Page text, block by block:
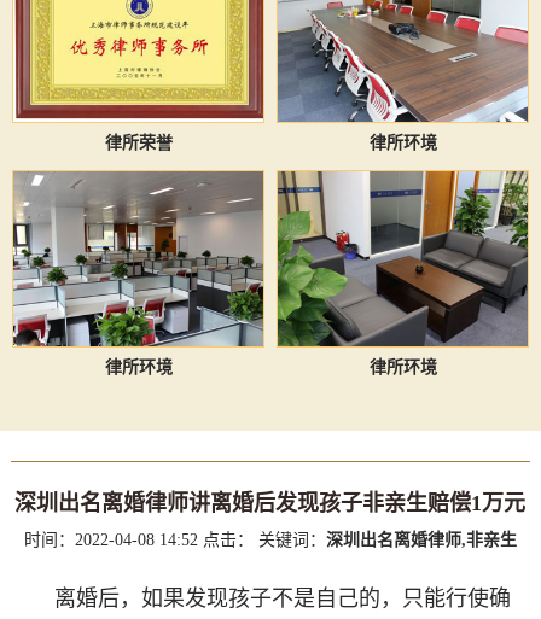
律所荣誉 律所环境
律所环境 律所环境
深圳出名离婚律师讲离婚后发现孩子非亲生赔偿1万元
时间：2022-04-08 14:52 点击： 关键词： 深圳出名离婚律师,非亲生
离婚后，如果发现孩子不是自己的，只能行使确